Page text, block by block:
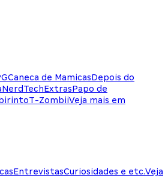
Caneca de MamicasDepois do
NerdTechExtrasPapo de
T-ZombiiVeja mais em
EntrevistasCuriosidades e etc.Veja